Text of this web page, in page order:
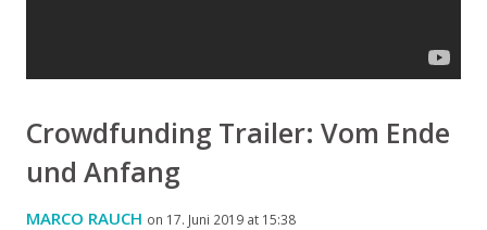
Crowdfunding Trailer: Vom Ende
und Anfang
MARCO RAUCH on 17. Juni 2019 at 15:38